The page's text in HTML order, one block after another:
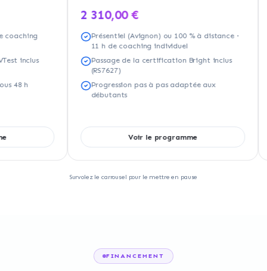
2 310,00 €
Présentiel (Avignon) ou 100 % à distance ·
11 h de coaching individuel
Passage de la certification Bright inclus
Progression pas à pas adaptée aux
débutants
Voir le programme
Survolez le carrousel pour le mettre en pause
FINANCEMENT